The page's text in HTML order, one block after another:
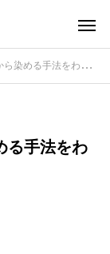
法をわかりやすく解説
る手法をわ